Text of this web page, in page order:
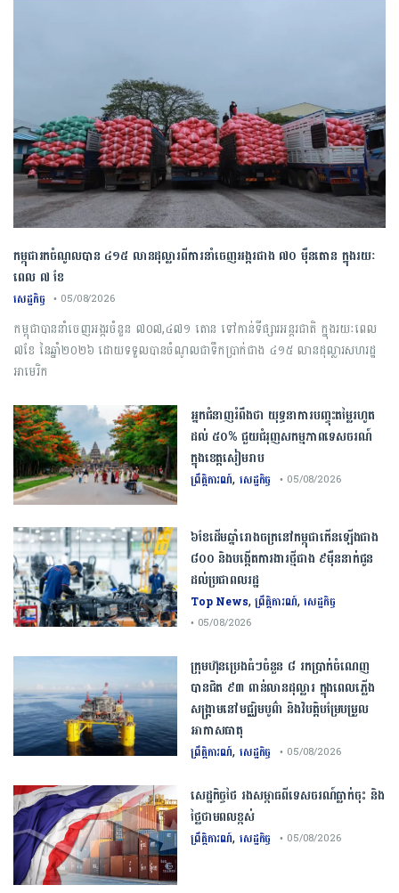
កម្ពុជារកចំណូលបាន ៤១៥ លានដុល្លារពីការនាំចេញអង្ករជាង ៧០ ម៉ឺនតោន ក្នុងរយៈ
ពេល ៧ ខែ
សេដ្ឋកិច្ច • 05/08/2026
កម្ពុជា​បាន​នាំចេញ​អង្ករ​ចំនួន​ ​៧០៧,៤៧១​ ​តោន ​ទៅកាន់​ទីផ្សារ​អន្តរជាតិ​ ​ក្នុង​រយៈពេល​ ​
៧​ខែ ​នៃ​ឆ្នាំ​២០២៦​ ​ដោយ​ទទួលបាន​ចំណូល​ជា​ទឹកប្រាក់​ជាង​ ​៤១៥​ ​លាន​ដុល្លារ​សហរដ្ឋ​
អាមេរិក
អ្នកជំនាញ​រំពឹង​ថា​ ​យុទ្ធនាការ​បញ្ចុះ​តម្លៃ​រហូត
ដល់​ ​៥០​% ​ជួយ​ជំរុញ​សកម្មភាព​ទេសចរណ៍​
ក្នុង​ខេត្ត​សៀមរាប​
ព្រឹត្តិការណ៍, សេដ្ឋកិច្ច • 05/08/2026
៦ខែដើមឆ្នាំរោងចក្រនៅកម្ពុជាកើនឡើងជាង
៨០០ និងបង្កើតការងារថ្មីជាង ៩ម៉ឺននាក់ជូន
ដល់ប្រជាពលរដ្ឋ
Top News,ព្រឹត្តិការណ៍,សេដ្ឋកិច្ច
• 05/08/2026
ក្រុមហ៊ុនប្រេងធំៗចំនួន ៨ រកប្រាក់ចំណេញ
បានជិត ៩៣ ពាន់លានដុល្លារ ក្នុងពេលភ្លើង
សង្គ្រាមនៅមជ្ឈិមបូព៌ា និងវិបត្តិបម្រែបម្រួល
អាកាសធាតុ
ព្រឹត្តិការណ៍, សេដ្ឋកិច្ច • 05/08/2026
សេដ្ឋកិច្ច​ថៃ​ រង​សម្ពាធ​ពី​ទេសចរណ៍​ធ្លាក់ចុះ​ និង​
ថ្លៃ​ថាមពល​ខ្ពស់​
ព្រឹត្តិការណ៍, សេដ្ឋកិច្ច • 05/08/2026